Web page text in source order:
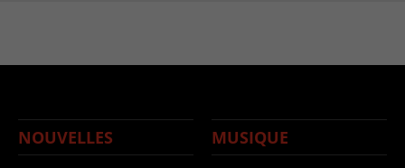
NOUVELLES MUSIQUE